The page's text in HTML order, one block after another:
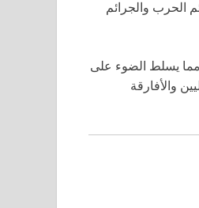
الحرب والجرائم
يستخدم الإعلان لغة قوية، مما يسلط الضوء على
والأفارقة